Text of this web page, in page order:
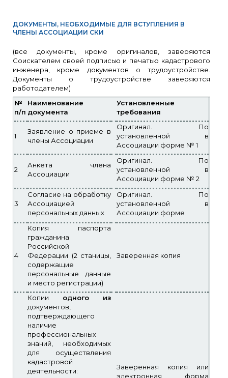
ДОКУМЕНТЫ, НЕОБХОДИМЫЕ ДЛЯ ВСТУПЛЕНИЯ В
ЧЛЕНЫ АССОЦИАЦИИ СКИ
(все документы, кроме оригиналов, заверяются
Соискателем своей подписью и печатью кадастрового
инженера, кроме документов о трудоустройстве.
Документы о трудоустройстве заверяются
работодателем)
№
п/п
Наименование
документа
Установленные
требования
1
Заявление о приеме в
члены Ассоциации
Оригинал. По
установленной в
Ассоциации форме № 1
2
Анкета члена
Ассоциации
Оригинал. По
установленной в
Ассоциации форме № 2
3
Согласие на обработку
Ассоциацией
персональных данных
Оригинал. По
установленной в
Ассоциации форме
4
Копия паспорта
гражданина
Российской
Федерации (2 станицы,
содержащие
персональные данные
и место регистрации)
Заверенная копия
Копии одного из
документов,
подтверждающего
наличие
профессиональных
знаний, необходимых
для осуществления
кадастровой
деятельности:
Заверенная копия или
электронная форма